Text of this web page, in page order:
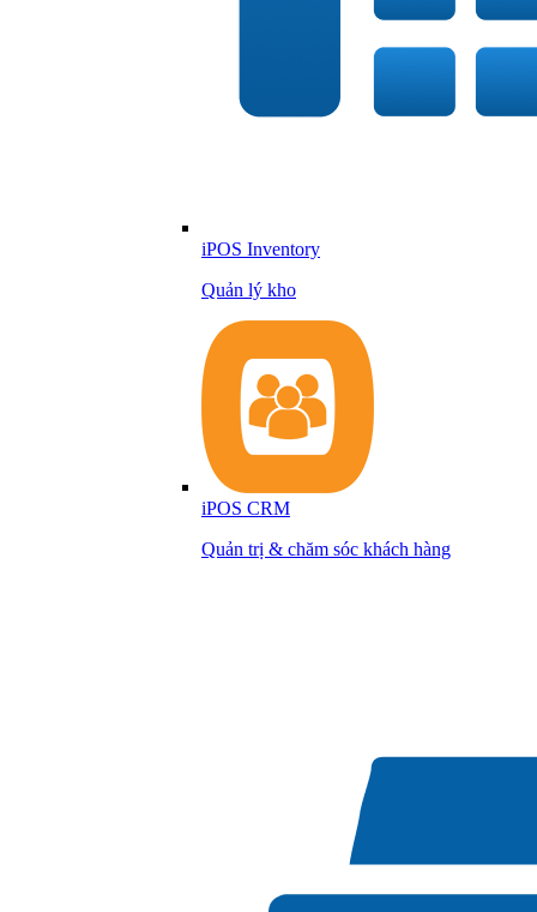
iPOS Inventory
Quản lý kho
iPOS CRM
Quản trị & chăm sóc khách hàng